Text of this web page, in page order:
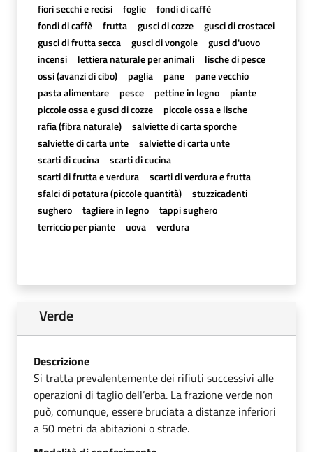
fiori secchi e recisi
foglie
fondi di caffè
fondi di caffè
frutta gusci di cozze
gusci di crostacei
gusci di frutta secca
gusci di vongole
gusci d'uovo
incensi
lettiera naturale per animali
lische di pesce
ossi (avanzi di cibo)
paglia pane
pane vecchio
pasta alimentare
pesce pettine in legno
piante
piccole ossa e gusci di cozze
piccole ossa e lische
rafia (fibra naturale)
salviette di carta sporche
salviette di carta unte
salviette di carta unte
scarti di cucina
scarti di cucina
scarti di frutta e verdura
scarti di verdura e frutta
sfalci di potatura (piccole quantità)
stuzzicadenti
sughero
tagliere in legno
tappi sughero
terriccio per piante
uova verdura
Verde
Descrizione
Si tratta prevalentemente dei rifiuti successivi alle
operazioni di taglio dell’erba. La frazione verde non
può, comunque, essere bruciata a distanze inferiori
a 50 metri da abitazioni o strade.